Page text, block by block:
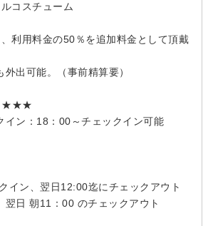
コスチューム
利用料金の50％を追加料金として頂戴
出可能。（事前精算要）
★★★
イン：18：00～チェックイン可能
イン、翌日12:00迄にチェックアウト
翌日 朝11：00 のチェックアウト